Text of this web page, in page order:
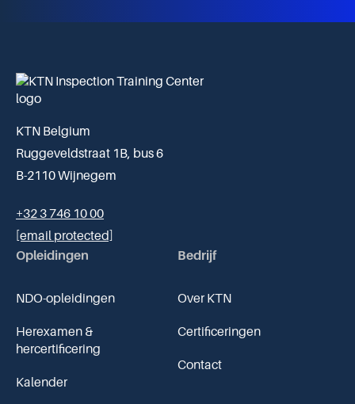
KTN Belgium
Ruggeveldstraat 1B, bus 6
B-2110 Wijnegem
+32 3 746 10 00
[email protected]
Opleidingen
NDO-opleidingen
Herexamen &
hercertificering
Kalender
Bedrijf
Over KTN
Certificeringen
Contact